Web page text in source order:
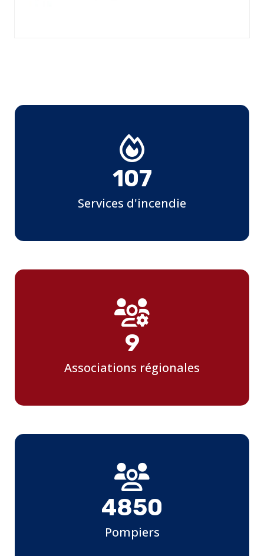
107
Services d'incendie
9
Associations régionales
4850
Pompiers